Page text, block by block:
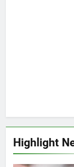
Highlight